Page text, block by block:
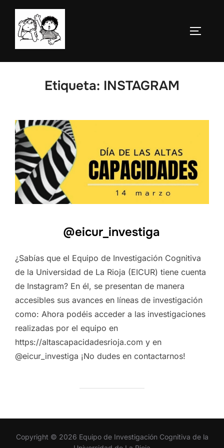
Saltar
contenido
Etiqueta: INSTAGRAM
@eicur_investiga
¿Sabías que el Equipo de Investigación Cognitiva
de la Universidad de La Rioja (EICUR) tiene cuenta
de Instagram? En él, se presentan de manera
accesibles sus avances en líneas de investigación
como: Ahora podéis acceder a las investigaciones
realizadas por el equipo en
https://altascapacidadesrioja.com y en
@eicur_investiga ¡No dudes en contactarnos!
Copyright © 2026 Equipo de Investigación Cognitiva de la